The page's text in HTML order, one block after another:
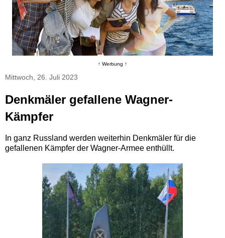
↑ Werbung ↑
Mittwoch, 26. Juli 2023
Denkmäler gefallene Wagner-
Kämpfer
In ganz Russland werden weiterhin Denkmäler für die
gefallenen Kämpfer der Wagner-Armee enthüllt.